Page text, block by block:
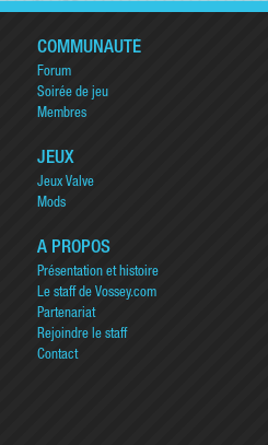
COMMUNAUTÉ
Forum
Soirée de jeu
Membres
JEUX
Jeux Valve
Mods
A PROPOS
Présentation et histoire
Le staff de Vossey.com
Partenariat
Rejoindre le staff
Contact